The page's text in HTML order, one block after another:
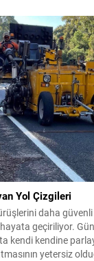
Yol Çizgileri
daha
geçiriliyor.
kendi kendine
yetersiz